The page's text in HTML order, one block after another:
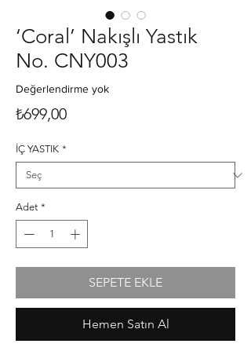
‘Coral’ Nakışlı Yastık
No. CNY003
Değerlendirme yok
₺699,00Fiyat
İÇ YASTIK *
Adet *
SEPETE EKLE
Hemen Satın Al